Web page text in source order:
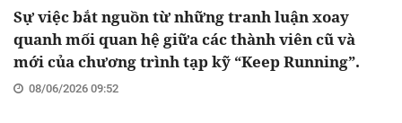
Sự việc bắt nguồn từ những tranh luận xoay
quanh mối quan hệ giữa các thành viên cũ và
mới của chương trình tạp kỹ “Keep Running”.
08/06/2026 09:52